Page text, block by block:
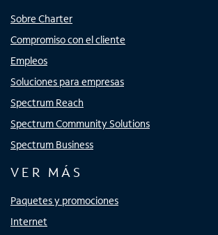
Sobre Charter
Compromiso con el cliente
Empleos
Soluciones para empresas
Spectrum Reach
Spectrum Community Solutions
Spectrum Business
VER MÁS
Paquetes y promociones
Internet